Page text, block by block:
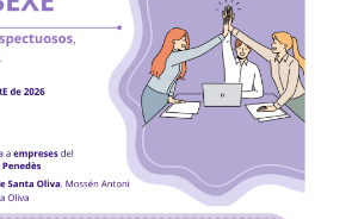
"Prevenció I Intervenció
Sexual I/o
Per Raó De Sexe"
Ocupació